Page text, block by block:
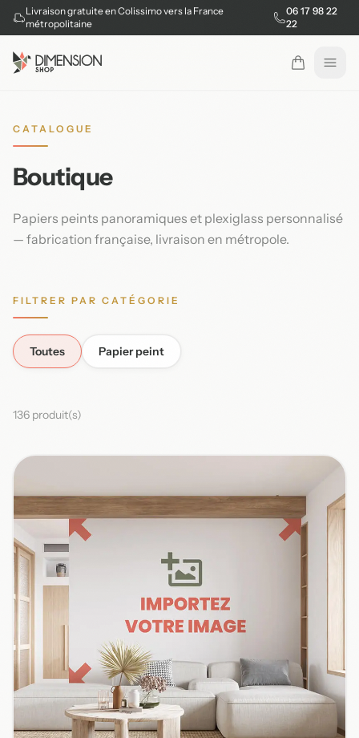
Livraison gratuite en Colissimo vers la France
métropolitaine
06 17 98 22
22
CATALOGUE
Boutique
Papiers peints panoramiques et plexiglass personnalisé
— fabrication française, livraison en métropole.
FILTRER PAR CATÉGORIE
Toutes Papier peint
136 produit(s)